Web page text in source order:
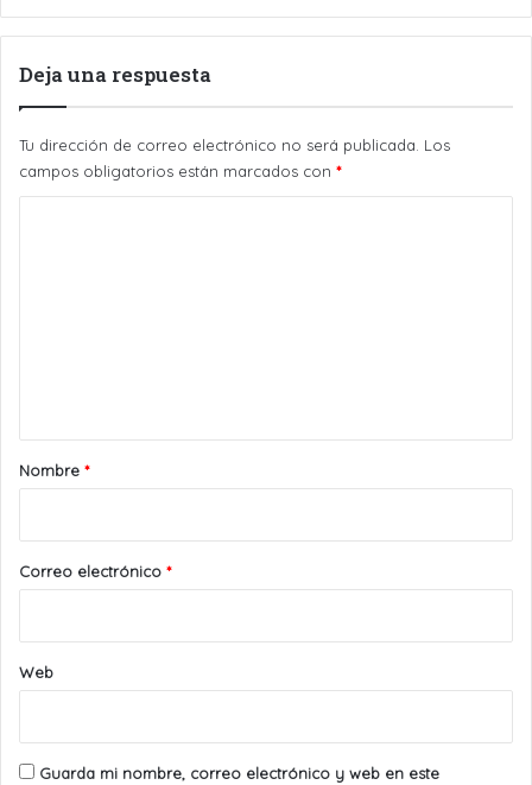
Deja una respuesta
Tu dirección de correo electrónico no será publicada. Los
campos obligatorios están marcados con *
r
*
Nombre *
Correo electrónico *
Web
Guarda mi nombre, correo electrónico y web en este